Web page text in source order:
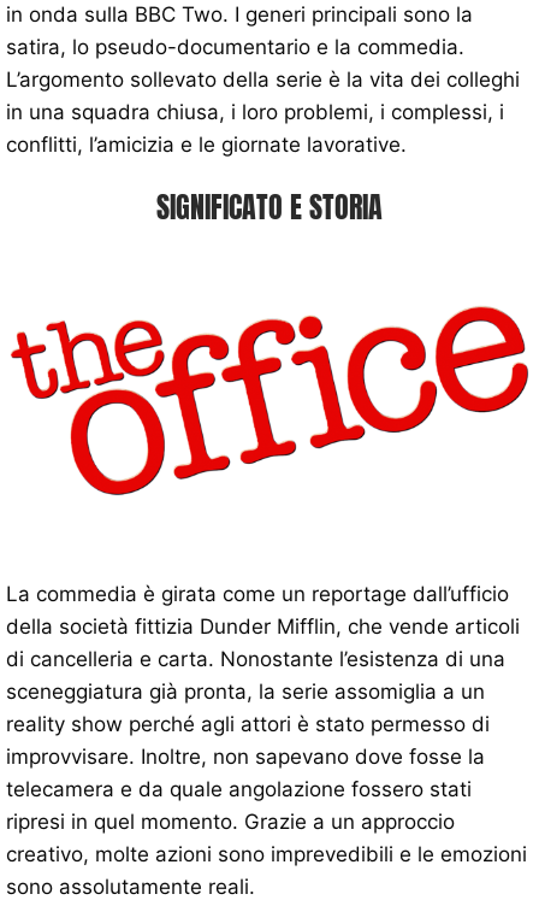
in onda sulla BBC Two. I generi principali sono la
satira, lo pseudo-documentario e la commedia.
L’argomento sollevato della serie è la vita dei colleghi
in una squadra chiusa, i loro problemi, i complessi, i
conflitti, l’amicizia e le giornate lavorative.
SIGNIFICATO E STORIA
La commedia è girata come un reportage dall’ufficio
della società fittizia Dunder Mifflin, che vende articoli
di cancelleria e carta. Nonostante l’esistenza di una
sceneggiatura già pronta, la serie assomiglia a un
reality show perché agli attori è stato permesso di
improvvisare. Inoltre, non sapevano dove fosse la
telecamera e da quale angolazione fossero stati
ripresi in quel momento. Grazie a un approccio
creativo, molte azioni sono imprevedibili e le emozioni
sono assolutamente reali.